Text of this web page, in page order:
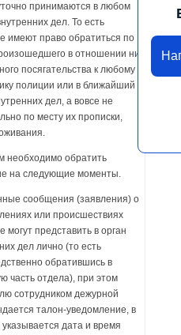
принимаются в любом
дел. То есть
имеют право обратиться по
в отношении них
посягательства к любому
полиции или в ближайший
дел, а вовсе не
по месту их прописки,
необходимо обратить
на следующие моменты.
сообщения (заявления) о
или происшествиях
могут представить в орган
дел лично (то есть
обратившись в
часть отдела), при этом
сотрудником дежурной
талон-уведомление, в
указывается дата и время